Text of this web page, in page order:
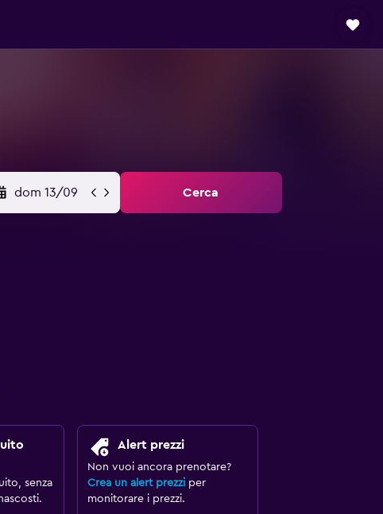
dom 13/09 Cerca
senza
Alert prezzi
Non vuoi ancora prenotare?
Crea un alert prezziper
monitorare i prezzi.